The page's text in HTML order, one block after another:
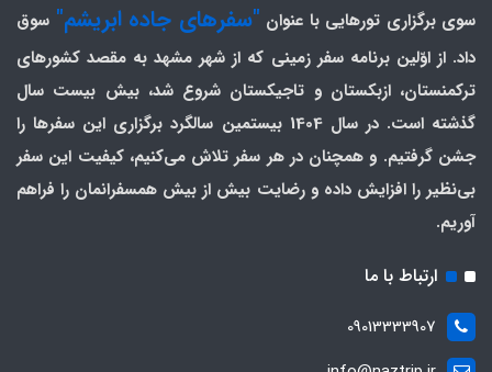
سوی برگزاری تورهایی با عنوان "سفرهای جاده ابریشم" سوق
داد. از اوّلین برنامه سفر زمینی که از شهر مشهد به مقصد کشورهای
ترکمنستان، ازبکستان و تاجیکستان شروع شد، بیش بیست سال
گذشته است. در سال 1404 بیستمین سالگرد برگزاری این سفرها را
جشن گرفتیم. و همچنان در هر سفر تلاش می‌کنیم، کیفیت این سفر
بی‌نظیر را افزایش داده و رضایت بیش از بیش همسفرانمان را فراهم
آوریم.
ارتباط با ما
09013333907